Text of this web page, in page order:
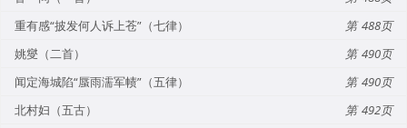
重有感“披发何人诉上苍”（七律）
488
姚燮（二首）
490
闻定海城陷“蜃雨濡军帻”（五律）
490
北村妇（五古）
492